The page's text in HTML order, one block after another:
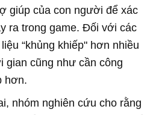
giúp của con người để xác
ra trong game. Đối với các
“khủng khiếp" hơn nhiều
gian cũng như cần công
hơn.
nhóm nghiên cứu cho rằng